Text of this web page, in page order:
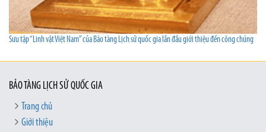
Sưu tập “Linh vật Việt Nam” của Bảo tàng Lịch sử quốc gia lần đầu giới thiệu đến công chúng
BẢO TÀNG LỊCH SỬ QUỐC GIA
Trang chủ
Giới thiệu